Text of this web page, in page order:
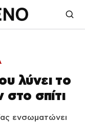
λύνει το
σπίτι
ενσωματώνει